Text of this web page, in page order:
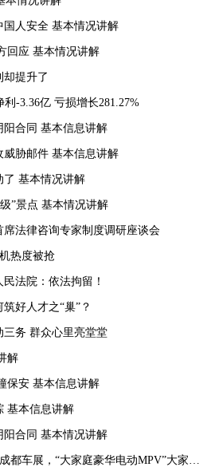
人安全 基本情况讲解
回应 基本情况讲解
却提升了
-3.36亿 亏损增长281.27%
合同 基本信息讲解
胁邮件 基本信息讲解
了 基本情况讲解
”景点 基本情况讲解
法律咨询专家制度调研座谈会
热度被抢
法院：依法拘留！
好人才之“巢”？
务 群众心里亮堂堂
解
保安 基本信息讲解
基本信息讲解
合同 基本情况讲解
展，“大家庭豪华电动MPV”大家7全球首秀亮相